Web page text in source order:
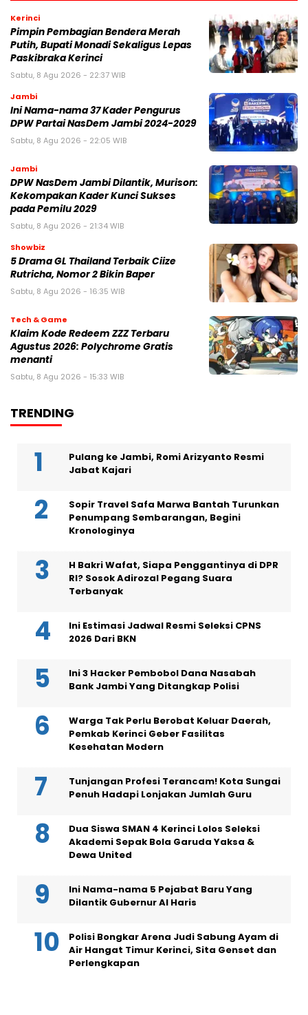
Kerinci
Pimpin Pembagian Bendera Merah
Putih, Bupati Monadi Sekaligus Lepas
Paskibraka Kerinci
Sabtu, 8 Agu 2026 - 22:37 WIB
Jambi
Ini Nama-nama 37 Kader Pengurus
DPW Partai NasDem Jambi 2024-2029
Sabtu, 8 Agu 2026 - 22:05 WIB
Jambi
DPW NasDem Jambi Dilantik, Murison:
Kekompakan Kader Kunci Sukses
pada Pemilu 2029
Sabtu, 8 Agu 2026 - 21:34 WIB
Showbiz
5 Drama GL Thailand Terbaik Ciize
Rutricha, Nomor 2 Bikin Baper
Sabtu, 8 Agu 2026 - 16:35 WIB
Tech & Game
Klaim Kode Redeem ZZZ Terbaru
Agustus 2026: Polychrome Gratis
menanti
Sabtu, 8 Agu 2026 - 15:33 WIB
TRENDING
Pulang ke Jambi, Romi Arizyanto Resmi
Jabat Kajari
Sopir Travel Safa Marwa Bantah Turunkan
Penumpang Sembarangan, Begini
Kronologinya
H Bakri Wafat, Siapa Penggantinya di DPR
RI? Sosok Adirozal Pegang Suara
Terbanyak
Ini Estimasi Jadwal Resmi Seleksi CPNS
2026 Dari BKN
Ini 3 Hacker Pembobol Dana Nasabah
Bank Jambi Yang Ditangkap Polisi
Warga Tak Perlu Berobat Keluar Daerah,
Pemkab Kerinci Geber Fasilitas
Kesehatan Modern
Tunjangan Profesi Terancam! Kota Sungai
Penuh Hadapi Lonjakan Jumlah Guru
Dua Siswa SMAN 4 Kerinci Lolos Seleksi
Akademi Sepak Bola Garuda Yaksa &
Dewa United
Ini Nama-nama 5 Pejabat Baru Yang
Dilantik Gubernur Al Haris
Polisi Bongkar Arena Judi Sabung Ayam di
Air Hangat Timur Kerinci, Sita Genset dan
Perlengkapan